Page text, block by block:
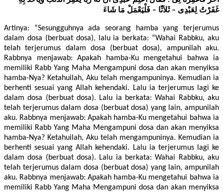
غَفَرْتُ لِعَبْدِى – ثَلاَثًا – فَلْيَعْمَلْ مَا شَاءَ
Artinya: “Sesungguhnya ada seorang hamba yang terjerumus
dalam dosa (berbuat dosa), lalu ia berkata: “Wahai Rabbku, aku
telah terjerumus dalam dosa (berbuat dosa), ampunilah aku.
Rabbnya menjawab: Apakah hamba-Ku mengetahui bahwa ia
memiliki Rabb Yang Maha Mengampuni dosa dan akan menyiksa
hamba-Nya? Ketahuilah, Aku telah mengampuninya. Kemudian ia
berhenti sesuai yang Allah kehendaki. Lalu ia terjerumus lagi ke
dalam dosa (berbuat dosa). Lalu ia berkata: Wahai Rabbku, aku
telah terjerumus dalam dosa (berbuat dosa) yang lain, ampunilah
aku. Rabbnya menjawab: Apakah hamba-Ku mengetahui bahwa ia
memiliki Rabb Yang Maha Mengampuni dosa dan akan menyiksa
hamba-Nya? Ketahuilah, Aku telah mengampuninya. Kemudian ia
berhenti sesuai yang Allah kehendaki. Lalu ia terjerumus lagi ke
dalam dosa (berbuat dosa). Lalu ia berkata: Wahai Rabbku, aku
telah terjerumus dalam dosa (berbuat dosa) yang lain, ampunilah
aku. Rabbnya menjawab: Apakah hamba-Ku mengetahui bahwa ia
memiliki Rabb Yang Maha Mengampuni dosa dan akan menyiksa